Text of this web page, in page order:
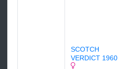
SCOTCH
VERDICT 1960